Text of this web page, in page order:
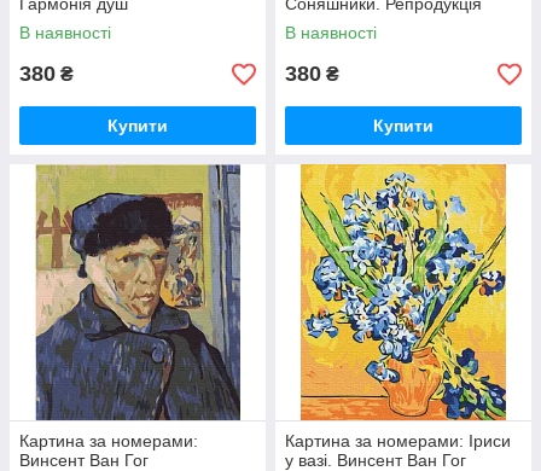
В наявності
380 ₴
Купити
В наявності
380 ₴
Купити
Картина за номерами:
Винсент Ван Гог
Картина за номерами: Іриси
у вазі. Винсент Ван Гог